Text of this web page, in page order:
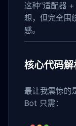
这种“适配器
想，但完全围
感。
核心代码
最让我震惊的
Bot 只需：